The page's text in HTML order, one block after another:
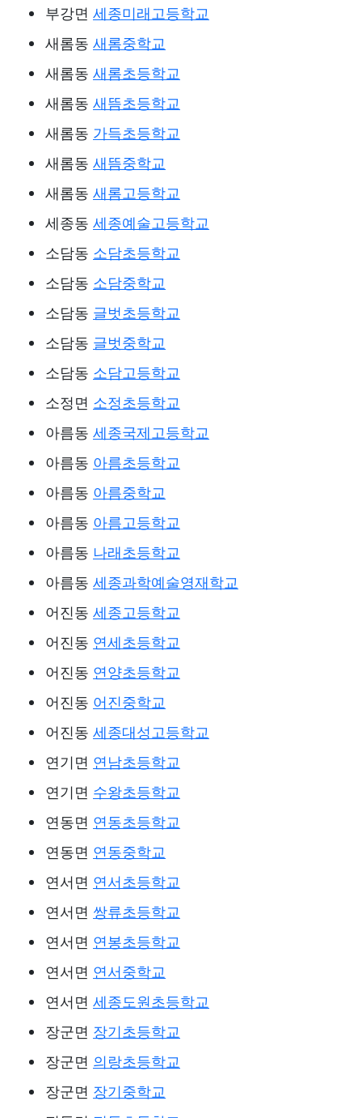
부강면 세종미래고등학교
새롬동 새롬중학교
새롬동 새롬초등학교
새롬동 새뜸초등학교
새롬동 가득초등학교
새롬동 새뜸중학교
새롬동 새롬고등학교
세종동 세종예술고등학교
소담동 소담초등학교
소담동 소담중학교
소담동 글벗초등학교
소담동 글벗중학교
소담동 소담고등학교
소정면 소정초등학교
아름동 세종국제고등학교
아름동 아름초등학교
아름동 아름중학교
아름동 아름고등학교
아름동 나래초등학교
아름동 세종과학예술영재학교
어진동 세종고등학교
어진동 연세초등학교
어진동 연양초등학교
어진동 어진중학교
어진동 세종대성고등학교
연기면 연남초등학교
연기면 수왕초등학교
연동면 연동초등학교
연동면 연동중학교
연서면 연서초등학교
연서면 쌍류초등학교
연서면 연봉초등학교
연서면 연서중학교
연서면 세종도원초등학교
장군면 장기초등학교
장군면 의랑초등학교
장군면 장기중학교